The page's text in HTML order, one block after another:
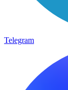
Telegram